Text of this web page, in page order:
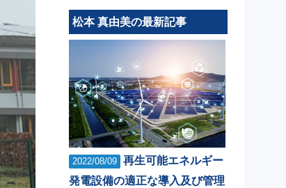
松本 真由美の最新記事
2022/08/09 再生可能エネルギー
発電設備の適正な導入及び管理